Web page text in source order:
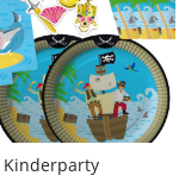
Kinderparty